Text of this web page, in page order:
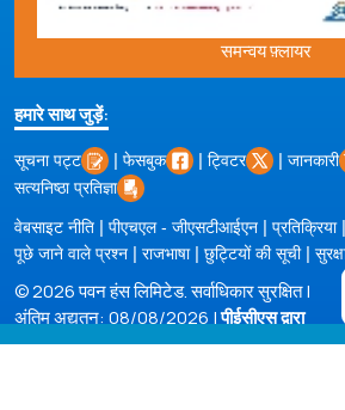
समन्वय फ़्लायर
हमारे साथ जुड़ें:
सूचना पट्ट | फेसबुक | ट्विटर | जानकारी
सत्यनिष्ठा प्रतिज्ञा
वेबसाइट नीति | पीएचएल - जीएसटीआईएन | प्रतिक्रिया|
पूछे जाने वाले प्रश्न | राजभाषा| छुट्टियों की सूची|
© 2026 पवन हंस लिमिटेड. सर्वाधिकार सुरक्षित |
अंतिम अद्यतन: 08/08/2026 |पीईसीएस द्वारा
संचालित